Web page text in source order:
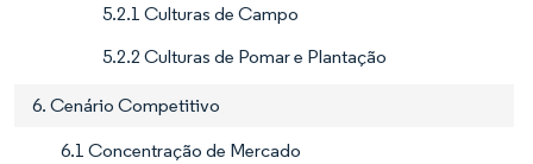
5.2.1 Culturas de Campo
5.2.2 Culturas de Pomar e Plantação
6. Cenário Competitivo
6.1 Concentração de Mercado